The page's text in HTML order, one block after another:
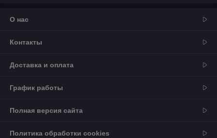
О нас
Контакты
Доставка и оплата
График работы
Полная версия сайта
Политика обработки cookies